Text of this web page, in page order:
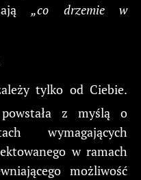
„co drzemie w
tylko od Ciebie.
powstała z myślą o
wymagających
w ramach
możliwość